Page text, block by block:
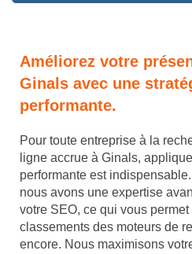
Améliorez votre
Ginals avec une
performante.
Pour toute entreprise à la
ligne accrue à Ginals,
performante est
nous avons une expertise
votre SEO, ce qui vous
classements des moteurs de
encore. Nous maximisons